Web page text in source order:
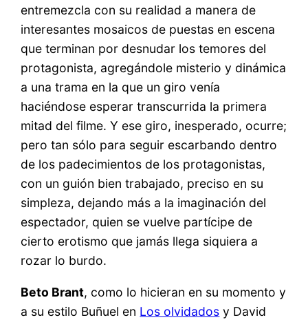
entremezcla con su realidad a manera de
interesantes mosaicos de puestas en escena
que terminan por desnudar los temores del
protagonista, agregándole misterio y dinámica
a una trama en la que un giro venía
haciéndose esperar transcurrida la primera
mitad del filme. Y ese giro, inesperado, ocurre;
pero tan sólo para seguir escarbando dentro
de los padecimientos de los protagonistas,
con un guión bien trabajado, preciso en su
simpleza, dejando más a la imaginación del
espectador, quien se vuelve partícipe de
cierto erotismo que jamás llega siquiera a
rozar lo burdo.
Beto Brant, como lo hicieran en su momento y
a su estilo Buñuel en Los olvidados y David